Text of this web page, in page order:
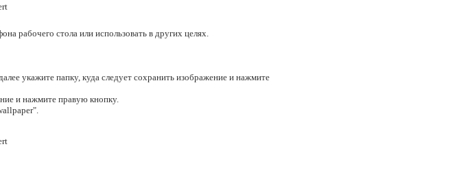
рабочего стола или использовать в других целях.
укажите папку, куда следует сохранить изображение и нажмите
и нажмите правую кнопку.